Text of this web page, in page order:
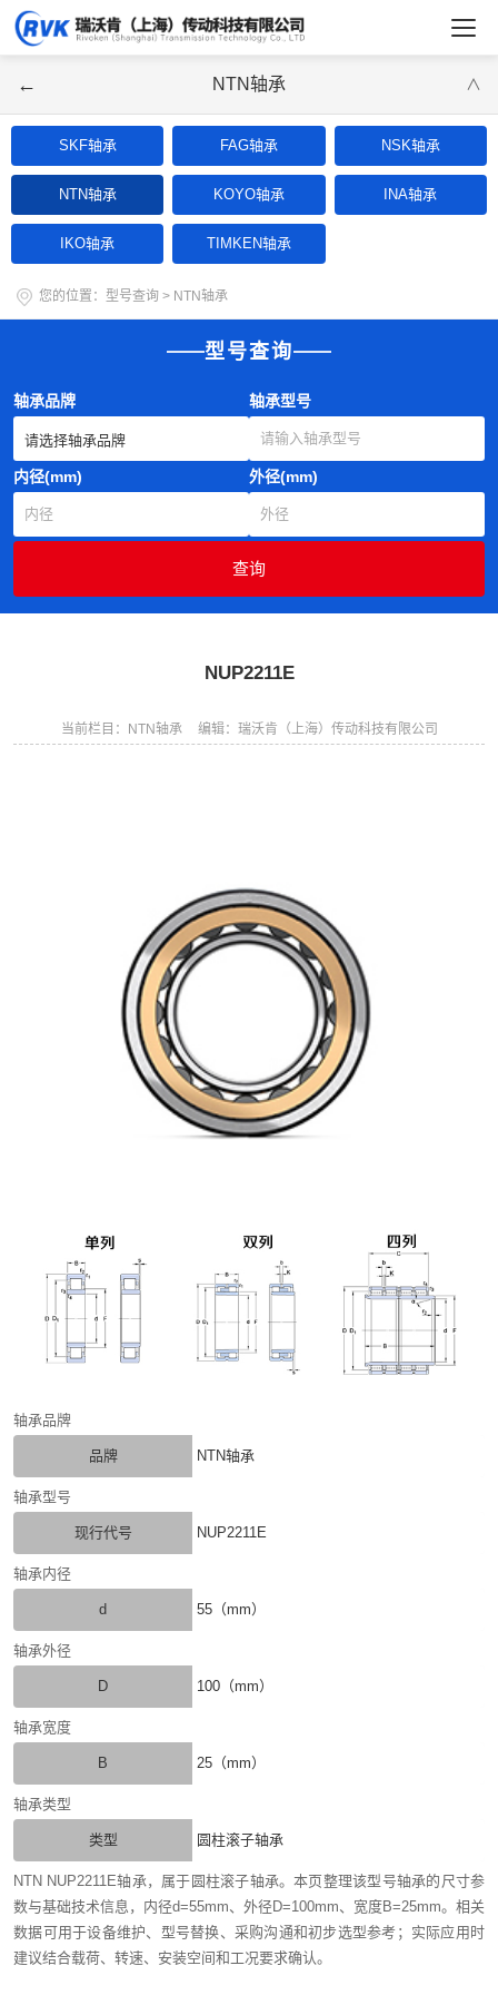
← NTN轴承 ∨
SKF轴承 FAG轴承 NSK轴承
NTN轴承 KOYO轴承 INA轴承
IKO轴承 TIMKEN轴承
您的位置： 型号查询 > NTN轴承
型号查询
轴承品牌 轴承型号
内径(mm) 外径(mm)
NUP2211E
当前栏目：NTN轴承 编辑：瑞沃肯（上海）传动科技有限公司
轴承品牌
品牌 NTN轴承
轴承型号
现行代号 NUP2211E
轴承内径
d 55（mm）
轴承外径
D 100（mm）
轴承宽度
B 25（mm）
轴承类型
类型 圆柱滚子轴承
NTN NUP2211E轴承，属于圆柱滚子轴承。本页整理该型号轴承的尺寸参
数与基础技术信息，内径d=55mm、外径D=100mm、宽度B=25mm。相关
数据可用于设备维护、型号替换、采购沟通和初步选型参考；实际应用时
建议结合载荷、转速、安装空间和工况要求确认。